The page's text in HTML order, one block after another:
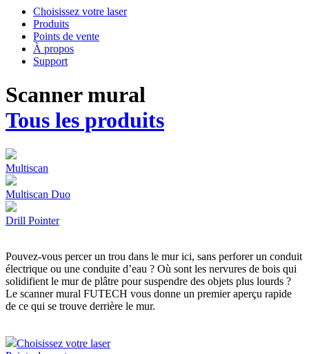
Choisissez votre laser
Produits
Points de vente
À propos
Support
Scanner mural
Tous les produits
Multiscan
Multiscan Duo
Drill Pointer
Pouvez-vous percer un trou dans le mur ici, sans perforer un conduit
électrique ou une conduite d’eau ? Où sont les nervures de bois qui
solidifient le mur de plâtre pour suspendre des objets plus lourds ?
Le scanner mural FUTECH vous donne un premier aperçu rapide
de ce qui se trouve derrière le mur.
Choisissez votre laser